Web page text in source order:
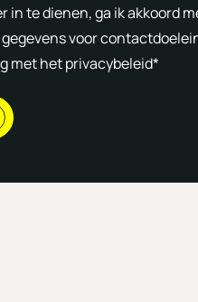
in te dienen, ga ik akkoord
voor
met het privacybeleid*